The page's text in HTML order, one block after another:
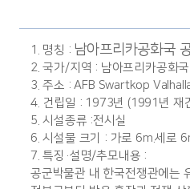
1. 명칭 : 남아프리카공화국
2. 국가/지역 : 남아프리카공화국
3. 주소 : AFB Swartkop
4. 건립일 : 1973년 (1991년 재
5. 시설종류 :전시실
6. 시설물 크기 : 가로 6m.세로
7. 특징·설명/추모내용 :
공군박물관 내 한국전쟁관에는